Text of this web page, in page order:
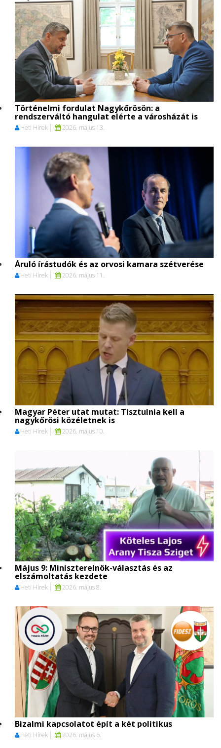
Történelmi fordulat Nagykőrösön: a
rendszerváltó hangulat elérte a városházát is
Heti Hírek 2026. május 13.
Áruló írástudók és az orvosi kamara szétverése
Heti Hírek 2026. május 11.
Magyar Péter utat mutat: Tisztulnia kell a
nagykőrösi közéletnek is
Heti Hírek 2026. május 10.
Május 9: Miniszterelnök-választás és az
elszámoltatás kezdete
Heti Hírek 2026. május 8.
Bizalmi kapcsolatot épít a két politikus
Heti Hírek 2026. május 6.